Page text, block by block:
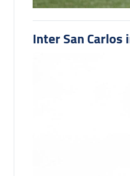
Inter San